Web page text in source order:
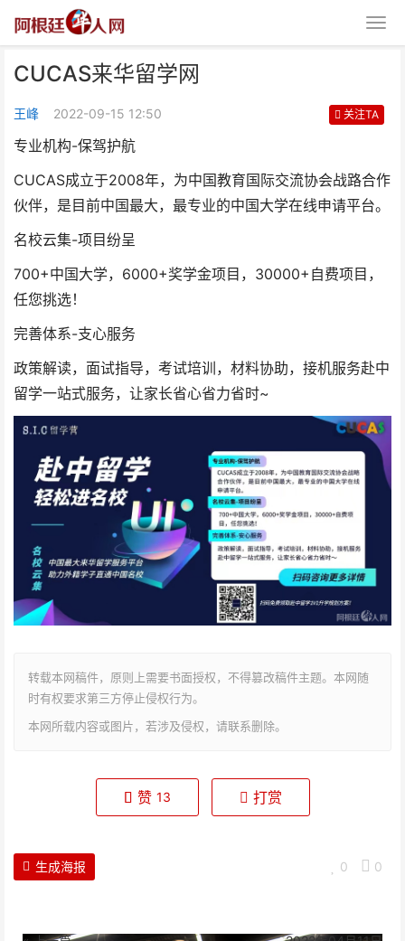
CUCAS来华留学网
王峰 2022-09-15 12:50 关注TA
专业机构-保驾护航
CUCAS成立于2008年，为中国教育国际交流协会战路合作
伙伴，是目前中国最大，最专业的中国大学在线申请平台。
名校云集-项目纷呈
700+中国大学，6000+奖学金项目，30000+自费项目，
任您挑选！
完善体系-支心服务
政策解读，面试指导，考试培训，材料协助，接机服务赴中
留学一站式服务，让家长省心省力省时~
转载本网稿件，原则上需要书面授权，不得篡改稿件主题。本网随
时有权要求第三方停止侵权行为。
本网所载内容或图片，若涉及侵权，请联系删除。
CUCAS来华留学网
赞 13 打赏
0 0
生成海报